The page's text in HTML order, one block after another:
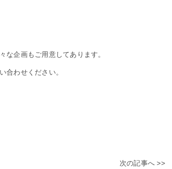
な企画もご用意してあります。
合わせください。
次の記事へ >>